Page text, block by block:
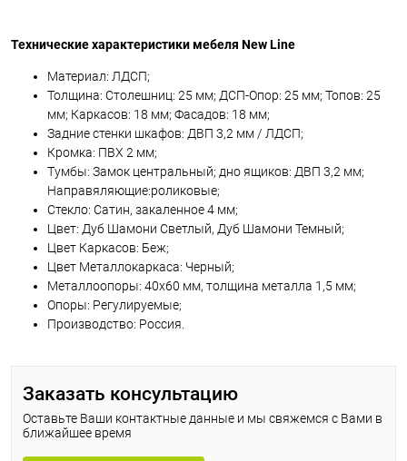
Технические характеристики мебеля New Line
Материал: ЛДСП;
Толщина: Столешниц: 25 мм; ДСП-Опор: 25 мм; Топов: 25
мм; Каркасов: 18 мм; Фасадов: 18 мм;
Задние стенки шкафов: ДВП 3,2 мм / ЛДСП;
Кромка: ПВХ 2 мм;
Тумбы: Замок центральный; дно ящиков: ДВП 3,2 мм;
Направяляющие:роликовые;
Стекло: Cатин, закаленное 4 мм;
Цвет: Дуб Шамони Светлый, Дуб Шамони Темный;
Цвет Каркасов: Беж;
Цвет Металлокаркаса: Черный;
Металлоопоры: 40х60 мм, толщина металла 1,5 мм;
Опоры: Регулируемые;
Производство: Россия.
Заказать консультацию
Оставьте Ваши контактные данные и мы свяжемся с Вами в
ближайшее время